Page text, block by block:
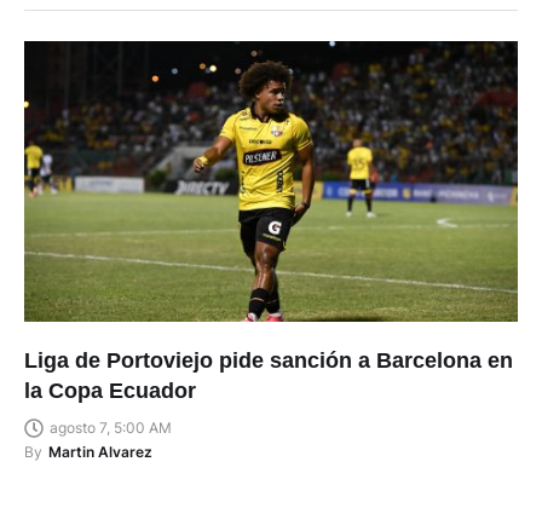
Liga de Portoviejo pide sanción a Barcelona en
la Copa Ecuador
agosto 7, 5:00 AM
By Martin Alvarez